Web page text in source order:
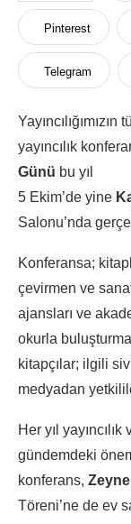
Pinterest
Telegram
yayıncılık
Günü bu yıl
5 Ekim’de yine
Salonu’nda
Konferansa;
çevirmen ve
ajansları ve
okurla
kitapçılar; ilgili
medyadan
Her yıl
gündemdeki
konferans,
Töreni’ne de ev